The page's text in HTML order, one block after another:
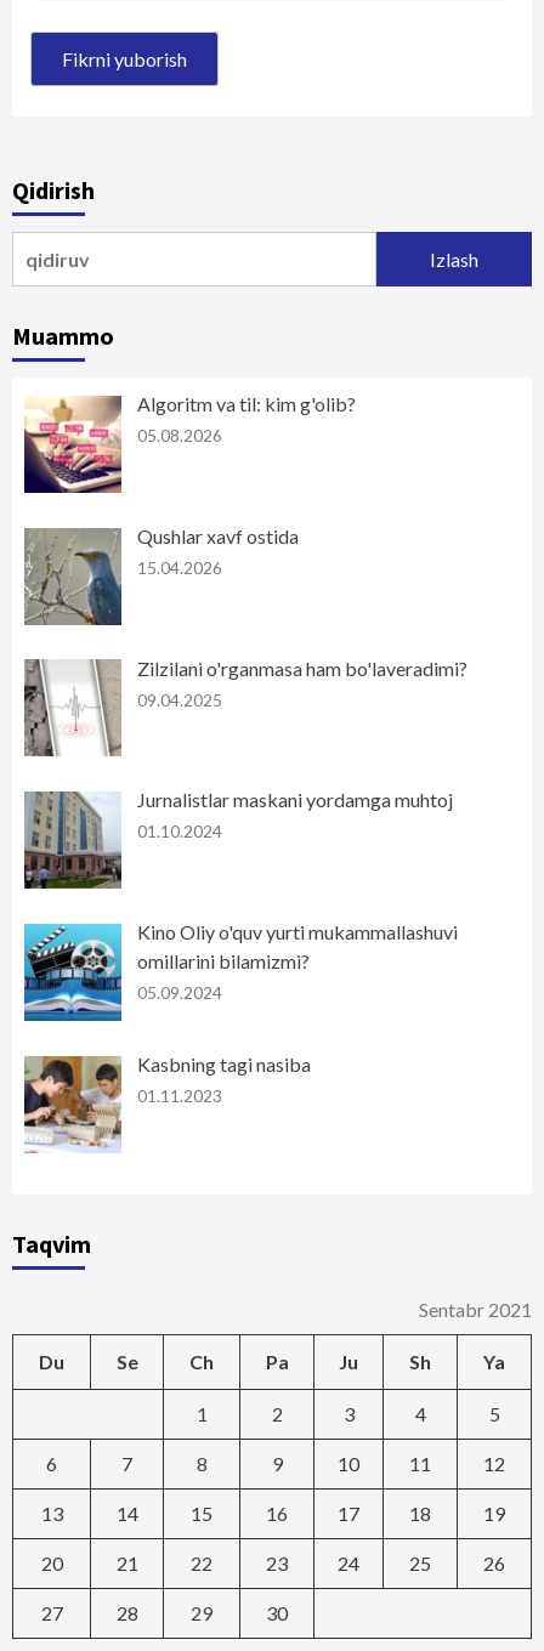
Qidirish
Muammo
Algoritm va til: kim g'olib?
05.08.2026
Qushlar xavf ostida
15.04.2026
Zilzilani o'rganmasa ham bo'laveradimi?
09.04.2025
Jurnalistlar maskani yordamga muhtoj
01.10.2024
Kino Oliy o'quv yurti mukammallashuvi
omillarini bilamizmi?
05.09.2024
Kasbning tagi nasiba
01.11.2023
Taqvim
Sentabr 2021
Du Se Ch Pa Ju Sh Ya
1 2 3 4 5
6 7 8 9 10 11 12
13 14 15 16 17 18 19
20 21 22 23 24 25 26
27 28 29 30